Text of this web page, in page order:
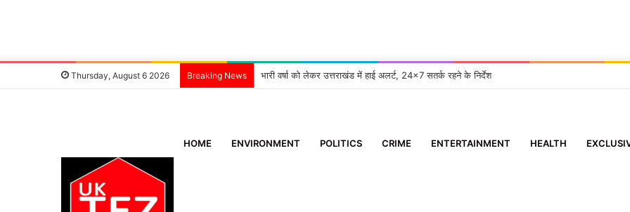
Thursday, August 6 2026 Breaking News ‘एक मदद ब्लड ग्रुप समिति’ के सदस्य ने 10 दिन के मासूम को दिया नया जीवन
HOME ENVIRONMENT POLITICS CRIME ENTERTAINMENT HEALTH